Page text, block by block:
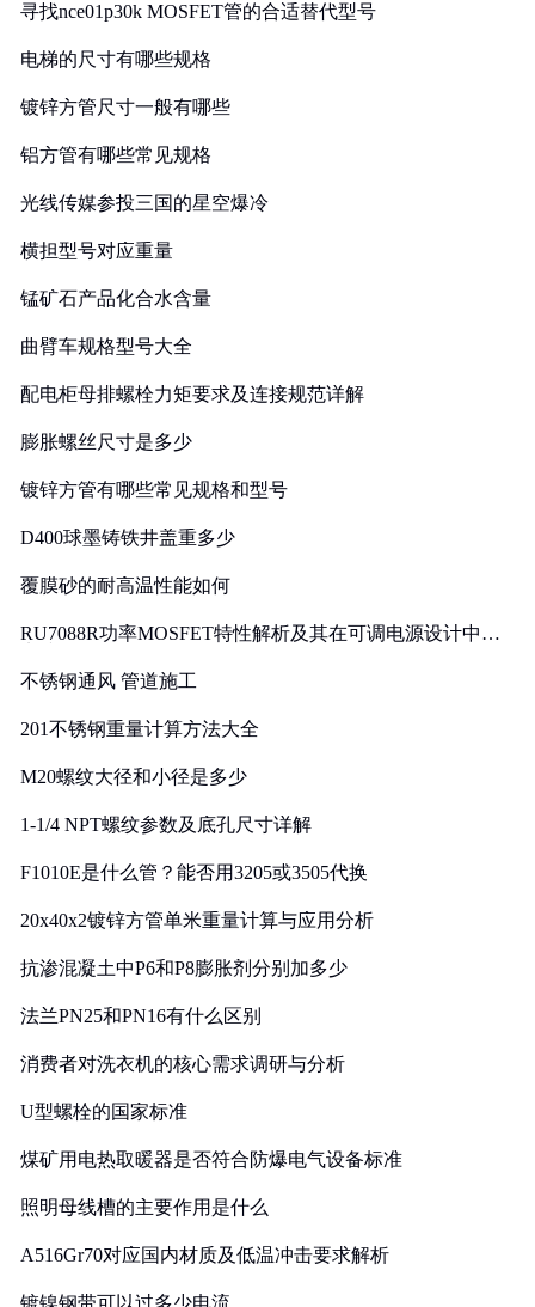
寻找nce01p30k MOSFET管的合适替代型号
电梯的尺寸有哪些规格
镀锌方管尺寸一般有哪些
铝方管有哪些常见规格
光线传媒参投三国的星空爆冷
横担型号对应重量
锰矿石产品化合水含量
曲臂车规格型号大全
配电柜母排螺栓力矩要求及连接规范详解
膨胀螺丝尺寸是多少
镀锌方管有哪些常见规格和型号
D400球墨铸铁井盖重多少
覆膜砂的耐高温性能如何
RU7088R功率MOSFET特性解析及其在可调电源设计中的
不锈钢通风 管道施工
201不锈钢重量计算方法大全
M20螺纹大径和小径是多少
1-1/4 NPT螺纹参数及底孔尺寸详解
F1010E是什么管？能否用3205或3505代换
20x40x2镀锌方管单米重量计算与应用分析
抗渗混凝土中P6和P8膨胀剂分别加多少
法兰PN25和PN16有什么区别
消费者对洗衣机的核心需求调研与分析
U型螺栓的国家标准
煤矿用电热取暖器是否符合防爆电气设备标准
照明母线槽的主要作用是什么
A516Gr70对应国内材质及低温冲击要求解析
镀镍钢带可以过多少电流